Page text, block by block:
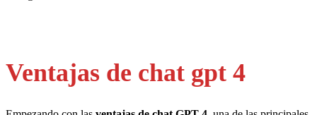
Ventajas de chat gpt 4